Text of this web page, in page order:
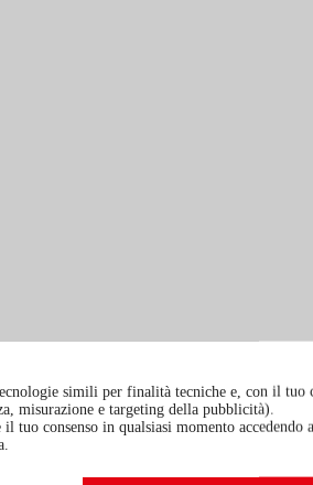
simili per finalità tecniche e, con il tuo
misurazione e targeting della pubblicità).
tuo consenso in qualsiasi momento accedendo